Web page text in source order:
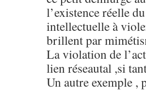
l’existence réelle
intellectuelle à
brillent par
La violation de
lien réseautal ,si
Un autre exemple ,